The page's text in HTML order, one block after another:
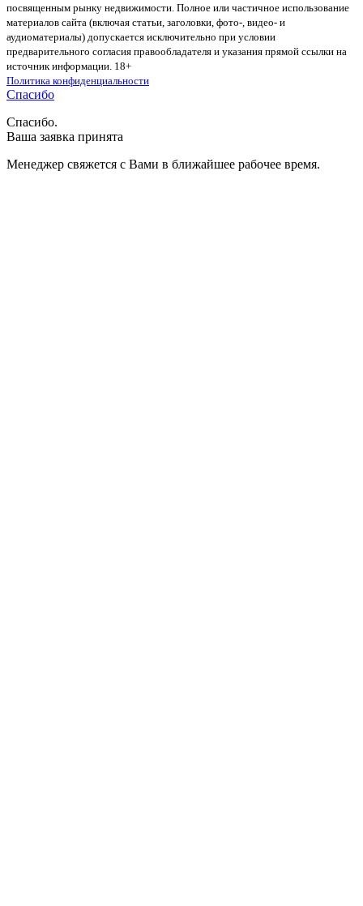
посвященным рынку недвижимости. Полное или частичное использование
материалов сайта (включая статьи, заголовки, фото-, видео- и
аудиоматериалы) допускается исключительно при условии
предварительного согласия правообладателя и указания прямой ссылки на
источник информации. 18+
Политика конфиденциальности
Спасибо
Спасибо.
Ваша заявка принята
Менеджер свяжется с Вами в ближайшее рабочее время.